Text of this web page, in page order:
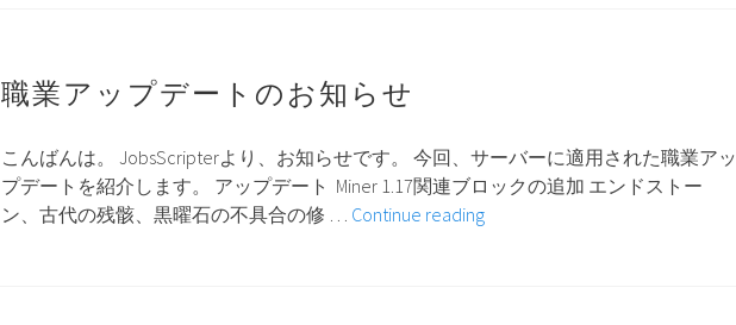
リ
職業アップデートのお知らせ
こんばんは。 JobsScripterより、お知らせです。 今回、サーバーに適用された職業アッ
プデートを紹介します。 アップデート Miner 1.17関連ブロックの追加 エンドストー
ン、古代の残骸、黒曜石の不具合の修 … Continue reading職